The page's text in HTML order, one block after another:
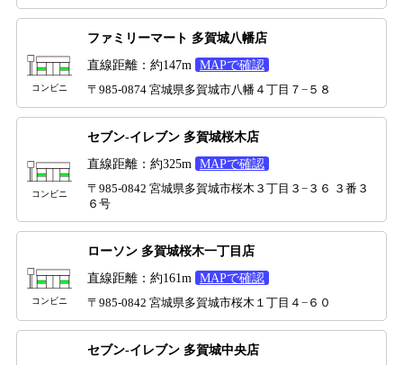
コンビニ
ファミリーマート 多賀城八幡店
直線距離：約147m MAPで確認
〒985-0874 宮城県多賀城市八幡４丁目７−５８
コンビニ
セブン-イレブン 多賀城桜木店
直線距離：約325m MAPで確認
〒985-0842 宮城県多賀城市桜木３丁目３−３６ ３番３
６号
コンビニ
ローソン 多賀城桜木一丁目店
直線距離：約161m MAPで確認
〒985-0842 宮城県多賀城市桜木１丁目４−６０
セブン-イレブン 多賀城中央店